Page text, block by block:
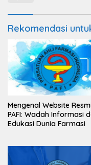
Rekomendasi
Mengenal Website
PAFI: Wadah Informasi
Edukasi Dunia Farmasi